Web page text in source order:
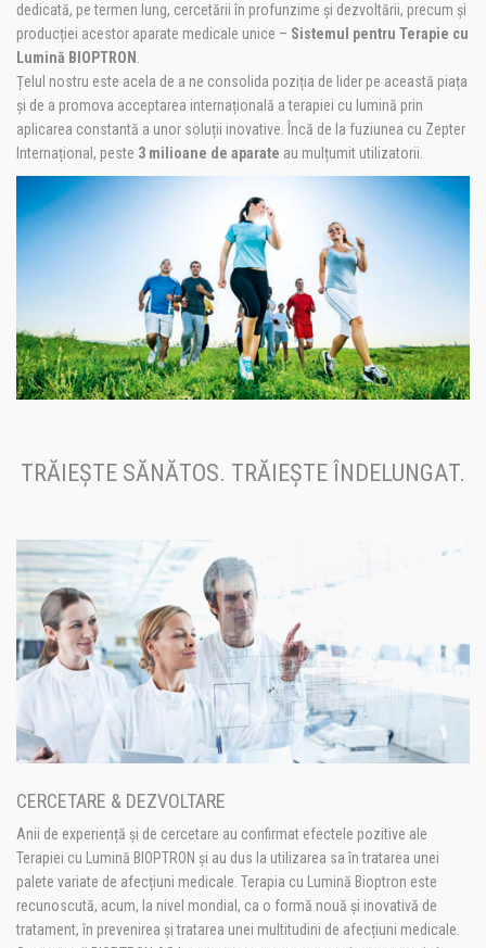
dedicată, pe termen lung, cercetării în profunzime și dezvoltării, precum și
producției acestor aparate medicale unice – Sistemul pentru Terapie cu
Lumină BIOPTRON
Țelul nostru este acela de a ne consolida poziția de lider pe această piața
și de a promova acceptarea internațională a terapiei cu lumină prin
aplicarea constantă a unor soluții inovative. Încă de la fuziunea cu Zepter
Internațional, peste 3 milioane de aparate au mulțumit utilizatorii.
TRĂIEȘTE SĂNĂTOS. TRĂIEȘTE ÎNDELUNGAT.
CERCETARE & DEZVOLTARE
Anii de experiență și de cercetare au confirmat efectele pozitive ale
Terapiei cu Lumină BIOPTRON și au dus la utilizarea sa în tratarea unei
palete variate de afecțiuni medicale. Terapia cu Lumină Bioptron este
recunoscută, acum, la nivel mondial, ca o formă nouă și inovativă de
tratament, în prevenirea și tratarea unei multitudini de afecțiuni medicale.